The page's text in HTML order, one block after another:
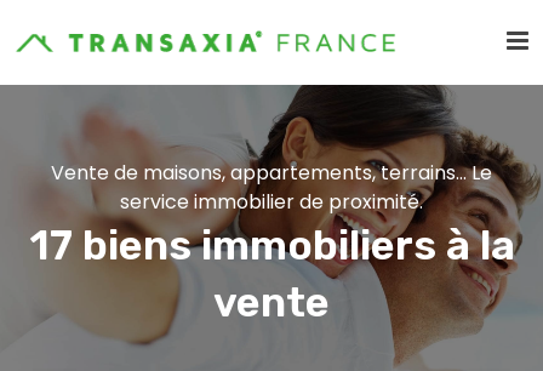
Vente de maisons, appartements, terrains... Le
service immobilier de proximité.
17 biens immobiliers à la
vente